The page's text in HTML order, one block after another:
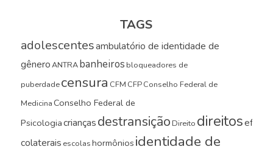
TAGS
adolescentesambulatório de identidade de
gêneroANTRAbanheiros bloqueadores de
puberdadecensura CFM CFPConselho Federal de
MedicinaConselho Federal de
Psicologiacriançasdestransição Direito direitos
colaterais escolashormônios identidade de